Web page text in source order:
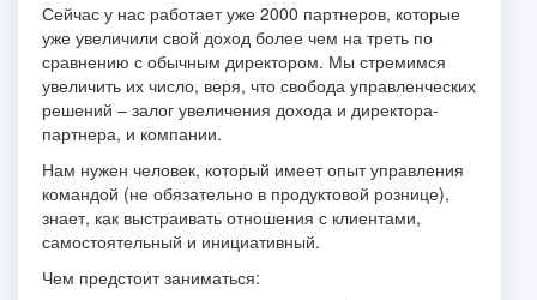
Сейчас у нас работает уже 2000 партнеров, которые
уже увеличили свой доход более чем на треть по
сравнению с обычным директором. Мы стремимся
увеличить их число, веря, что свобода управленческих
решений – залог увеличения дохода и директора-
партнера, и компании.
Нам нужен человек, который имеет опыт управления
командой (не обязательно в продуктовой рознице),
знает, как выстраивать отношения с клиентами,
самостоятельный и инициативный.
Чем предстоит заниматься: